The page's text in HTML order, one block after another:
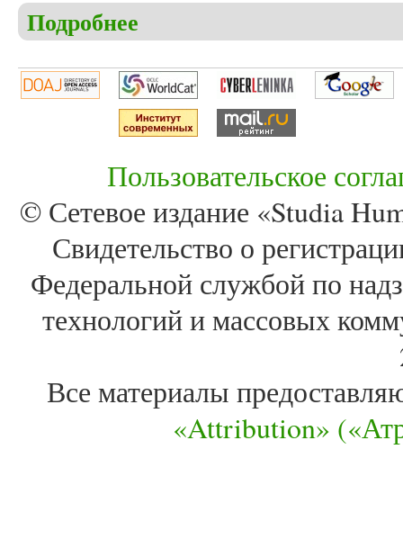
Подробнее
Пользовательское
© Сетевое издание «Studia
Свидетельство о
Федеральной службой по
технологий и массовых
Все материалы
«Attribution»